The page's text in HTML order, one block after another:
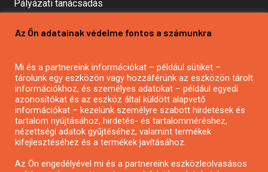
Pályázati tanácsadás
Mezőgazdasági pályázatírás
Pályázatírás civil szervezeteknek
Pályázatírás önkormányzatoknak
Pályázatfigyelés
Specifikus pályázatfigyelés vagy hírlevél
Az Ön adatainak védelme fontos a számunkra
Mi és a partnereink információkat – például sütiket –
tárolunk egy eszközön vagy hozzáférünk az eszközön tárolt
információkhoz, és személyes adatokat – például egyedi
azonosítókat és az eszköz által küldött alapvető
információkat – kezelünk személyre szabott hirdetések és
tartalom nyújtásához, hirdetés- és tartalomméréshez,
nézettségi adatok gyűjtéséhez, valamint termékek
kifejlesztéséhez és a termékek javításához.
Az Ön engedélyével mi és a partnereink eszközleolvasásos